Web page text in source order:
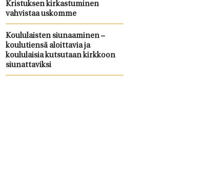
Kristuksen kirkastuminen
vahvistaa uskomme
Koululaisten siunaaminen –
koulutiensä aloittavia ja
koululaisia kutsutaan kirkkoon
siunattaviksi